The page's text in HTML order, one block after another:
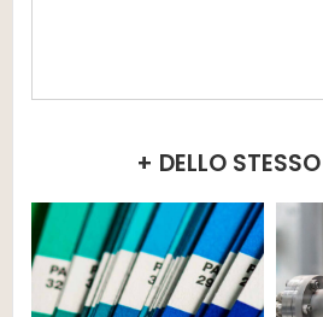
+ DELLO